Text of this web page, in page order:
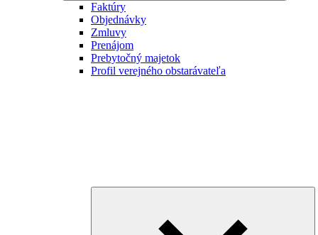
Faktúry
Objednávky
Zmluvy
Prenájom
Prebytočný majetok
Profil verejného obstarávateľa